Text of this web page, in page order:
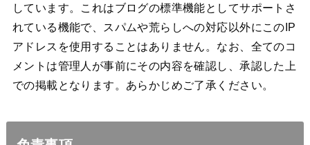
しています。これはブログの標準機能としてサポートさ
れている機能で、スパムや荒らしへの対応以外にこのIP
アドレスを使用することはありません。なお、全てのコ
メントは管理人が事前にその内容を確認し、承認した上
での掲載となります。あらかじめご了承ください。